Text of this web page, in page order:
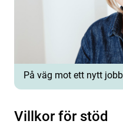
På väg mot ett nytt
Villkor för stöd